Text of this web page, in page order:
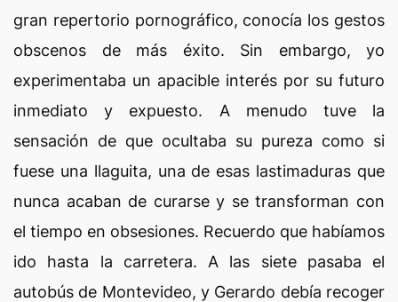
gran repertorio pornográfico, conocía los gestos
obscenos de más éxito. Sin embargo, yo
experimentaba un apacible interés por su futuro
inmediato y expuesto. A menudo tuve la
sensación de que ocultaba su pureza como si
fuese una llaguita, una de esas lastimaduras que
nunca acaban de curarse y se transforman con
el tiempo en obsesiones. Recuerdo que habíamos
ido hasta la carretera. A las siete pasaba el
autobús de Montevideo, y Gerardo debía recoger